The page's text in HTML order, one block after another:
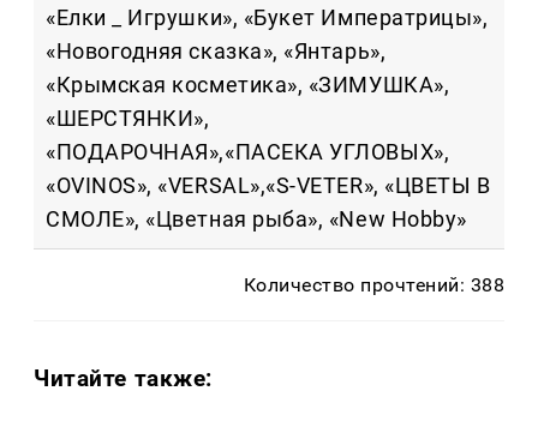
«Елки _ Игрушки», «Букет Императрицы»,
«Новогодняя сказка», «Янтарь»,
«Крымская косметика», «ЗИМУШКА»,
«ШЕРСТЯНКИ»,
«ПОДАРОЧНАЯ»,«ПАСЕКА УГЛОВЫХ»,
«OVINOS», «VERSAL»,«S-VETER», «ЦВЕТЫ В
СМОЛЕ», «Цветная рыба», «New Hobby»
Количество прочтений: 388
Читайте также: